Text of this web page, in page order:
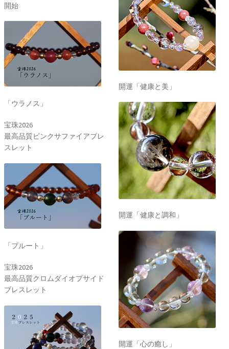
開始
「ウラノス」
宝珠2026
最高品質ピンクサファイアブレ
スレット
「プルート」
宝珠2026
最高品質クロムダイオプサイド
ブレスレット
開運「健康と美」
開運「健康と調和」
開運「心の癒し」